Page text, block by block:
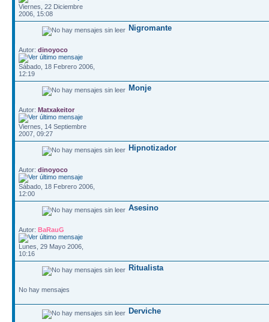
Viernes, 22 Diciembre
2006, 15:08
Nigromante
Autor: dinoyoco
Sábado, 18 Febrero 2006,
12:19
Monje
Autor: Matxakeitor
Viernes, 14 Septiembre
2007, 09:27
Hipnotizador
Autor: dinoyoco
Sábado, 18 Febrero 2006,
12:00
Asesino
Autor: BaRauG
Lunes, 29 Mayo 2006,
10:16
Ritualista
No hay mensajes
Derviche